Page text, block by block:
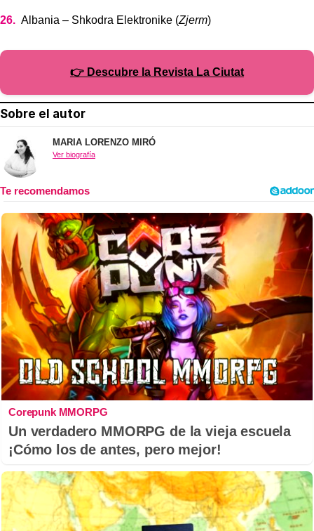
Albania – Shkodra Elektronike (Zjerm)
👉 Descubre la Revista La Ciutat
Sobre el autor
MARIA LORENZO MIRÓ
Ver biografía
Corepunk MMORPG
Un verdadero MMORPG de la vieja escuela
¡Cómo los de antes, pero mejor!